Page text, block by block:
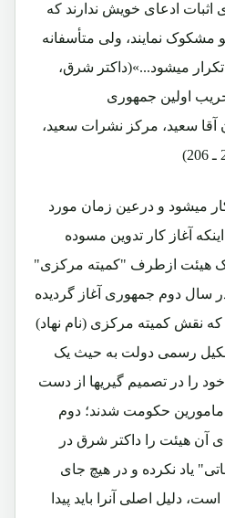
اثبات ادعای خویش ندارند که
نمایند، ولی متأسفانه
تکرار میشود...»(داکتر شرق،
اولین جمهوری
آقا سعید، مرکز نشرات سعید،
میشود و درعین زمان مورد
آغاز کار تدوین مسوده
هیئت ازطرف "کمیته مرکزی"
سال دوم جمهوری آغاز گردیده
که نقش کمیته مرکزی (نام نهاد)
رسمی دولت به حیث یک
را در تصمیم گیریها از دست
حکومت شدند؛ دوم
آن هیئت را داکتر شرق در
یاد نکرده و در هیچ جای
دلیل اصلی آنرا باید پیدا